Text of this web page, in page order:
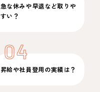
急な休みや早退など取りや
すい？
04
昇給や社員登用の実績は？